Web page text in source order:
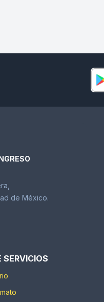
de México.
SERVICIOS